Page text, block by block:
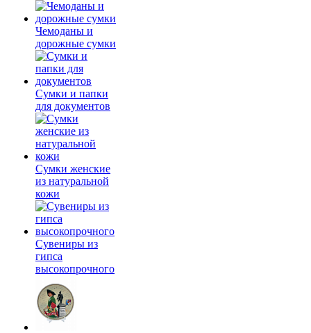
Чемоданы и
дорожные сумки
Сумки и папки
для документов
Сумки женские
из натуральной
кожи
Сувениры из
гипса
высокопрочного